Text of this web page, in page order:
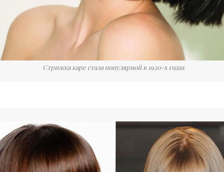
Стрижка каре стала популярной в 1920-х годах